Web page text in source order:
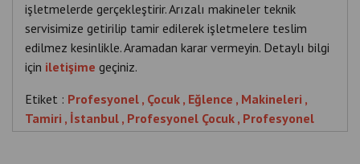
işletmelerde gerçekleştirir. Arızalı makineler teknik
servisimize getirilip tamir edilerek işletmelere teslim
edilmez kesinlikle. Aramadan karar vermeyin. Detaylı bilgi
için iletişime geçiniz.
Etiket : Profesyonel , Çocuk , Eğlence , Makineleri ,
Tamiri , İstanbul , Profesyonel Çocuk , Profesyonel